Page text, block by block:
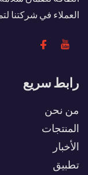
العملاء في شركتنا
رابط سريع
من نحن
المنتجات
الأخبار
تطبيق